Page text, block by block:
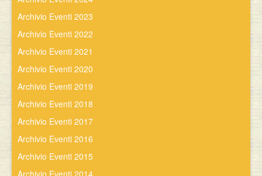
Archivio Eventi 2023
Archivio Eventi 2022
Archivio Eventi 2021
Archivio Eventi 2020
Archivio Eventi 2019
Archivio Eventi 2018
Archivio Eventi 2017
Archivio Eventi 2016
Archivio Eventi 2015